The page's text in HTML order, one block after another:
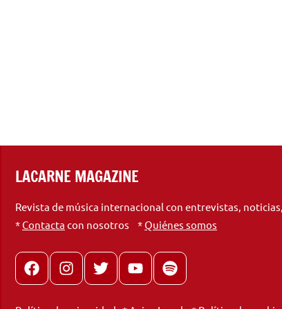
LACARNE MAGAZINE
Revista de música internacional con entrevistas,
*Contacta con nosotros *Quiénes somos
FacebookInstagram
X youtubespotify